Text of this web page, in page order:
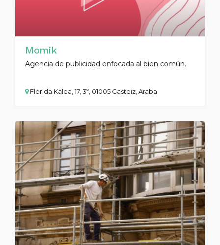
Momik
Agencia de publicidad enfocada al bien común.
Florida Kalea, 17, 3º, 01005 Gasteiz, Araba